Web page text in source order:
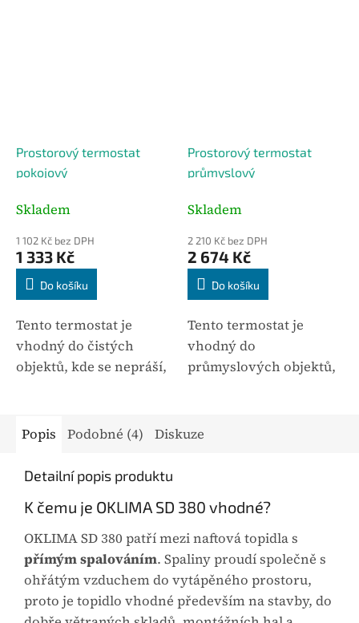
Prostorový termostat
pokojový
Skladem
1 102 Kč bez DPH
1 333 Kč
Do košíku
Tento termostat je
vhodný do čistých
objektů, kde se nepráší,
teplot. Termostat lze
Oklima/Arcotherm
Prostorový termostat
průmyslový
Skladem
2 210 Kč bez DPH
2 674 Kč
Do košíku
Tento termostat je
vhodný do
průmyslových objektů,
větší rozsah teplot.
Popis Podobné (4) Diskuze
Detailní popis produktu
K čemu je OKLIMA SD 380 vhodné?
OKLIMA SD 380 patří mezi naftová topidla s
přímým spalováním. Spaliny proudí společně s
ohřátým vzduchem do vytápěného prostoru,
proto je topidlo vhodné především na stavby, do